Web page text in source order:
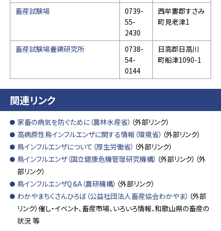
畜産試験場
0739-
55-
2430
西牟婁郡すさみ
町見老津1
畜産試験場養鶏研究所
0738-
54-
0144
日高郡日高川
町船津1090-1
関連リンク
家畜の病気を防ぐために（農林水産省） （外部リンク）
高病原性鳥インフルエンザに関する情報（環境省） （外部リンク）
鳥インフルエンザについて（厚生労働省） （外部リンク）
鳥インフルエンザ（国立健康危機管理研究機構） （外部リンク）（外
部リンク）
鳥インフルエンザQ＆A（農研機構） （外部リンク）
わかやまちくさんひろば（公益社団法人畜産協会わかやま） （外部
リンク）催し・イベント、畜産市場、いろいろ情報、和歌山県の畜産の
状況 等